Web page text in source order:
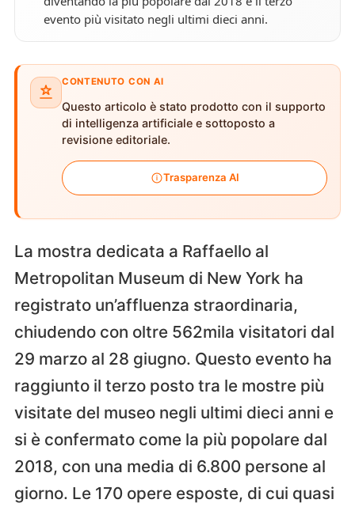
evento più visitato negli ultimi dieci anni.
CONTENUTO CON AI
Questo articolo è stato prodotto con il supporto
di intelligenza artificiale e sottoposto a
revisione editoriale.
Trasparenza AI
La mostra dedicata a Raffaello al
Metropolitan Museum di New York ha
registrato un’affluenza straordinaria,
chiudendo con oltre 562mila visitatori dal
29 marzo al 28 giugno. Questo evento ha
raggiunto il terzo posto tra le mostre più
visitate del museo negli ultimi dieci anni e
si è confermato come la più popolare dal
2018, con una media di 6.800 persone al
giorno. Le 170 opere esposte, di cui quasi